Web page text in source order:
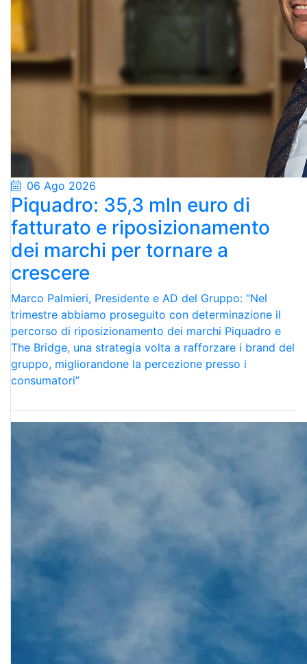
06 Ago 2026
Piquadro: 35,3 mln euro di
fatturato e riposizionamento
dei marchi per tornare a
crescere
Marco Palmieri, Presidente e AD del Gruppo: “Nel
trimestre abbiamo proseguito con determinazione il
percorso di riposizionamento dei marchi Piquadro e
The Bridge, una strategia volta a rafforzare i brand del
gruppo, migliorandone la percezione presso i
consumatori”